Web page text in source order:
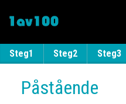
Till innehållet
Steg1 Steg2 Steg3
Påstående